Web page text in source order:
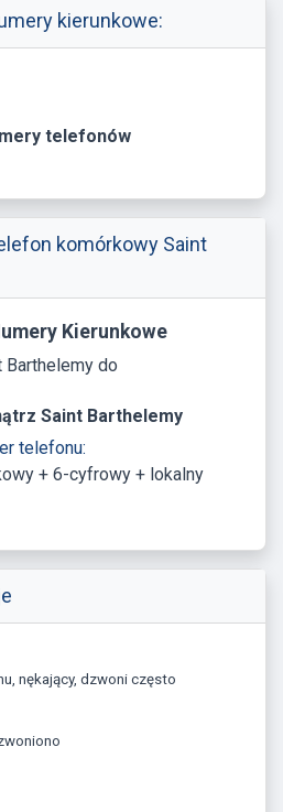
kierunkowe:
telefonów
komórkowy Saint
Kierunkowe
do
Saint Barthelemy
telefonu:
+ 6-cyfrowy + lokalny
nękający, dzwoni często